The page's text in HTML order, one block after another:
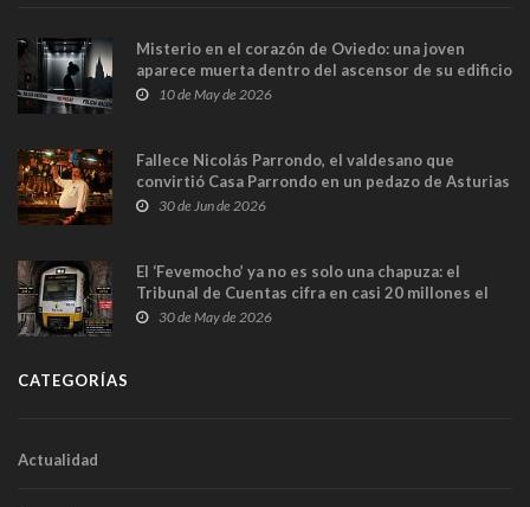
Misterio en el corazón de Oviedo: una joven
aparece muerta dentro del ascensor de su edificio
y las cámaras captan sus últimos minutos
10 de May de 2026
Fallece Nicolás Parrondo, el valdesano que
convirtió Casa Parrondo en un pedazo de Asturias
en Madrid
30 de Jun de 2026
El ‘Fevemocho’ ya no es solo una chapuza: el
Tribunal de Cuentas cifra en casi 20 millones el
sobrecoste de los trenes que no cabían por los
30 de May de 2026
CATEGORÍAS
Actualidad